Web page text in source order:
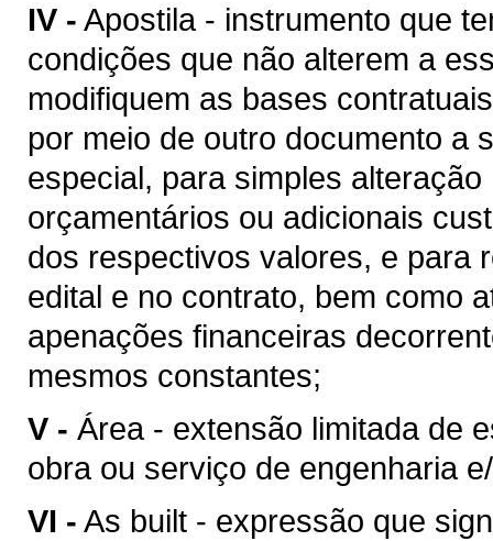
IV - Apostila - instrumento que
condições que não alterem a
modifiquem as bases
por meio de outro documento a
especial, para simples
orçamentários ou adicionais
dos respectivos valores, e para
edital e no contrato, bem como
apenações financeiras
mesmos constantes;
V - Área - extensão limitada de
obra ou serviço de engenharia
VI - As built - expressão que